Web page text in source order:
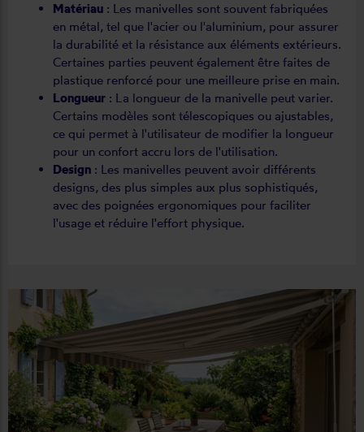
Matériau : Les manivelles sont souvent fabriquées
en métal, tel que l'acier ou l'aluminium, pour assurer
la durabilité et la résistance aux éléments extérieurs.
Certaines parties peuvent également être faites de
plastique renforcé pour une meilleure prise en main.
Longueur : La longueur de la manivelle peut varier.
Certains modèles sont télescopiques ou ajustables,
ce qui permet à l'utilisateur de modifier la longueur
pour un confort accru lors de l'utilisation.
Design : Les manivelles peuvent avoir différents
designs, des plus simples aux plus sophistiqués,
avec des poignées ergonomiques pour faciliter
l'usage et réduire l'effort physique.